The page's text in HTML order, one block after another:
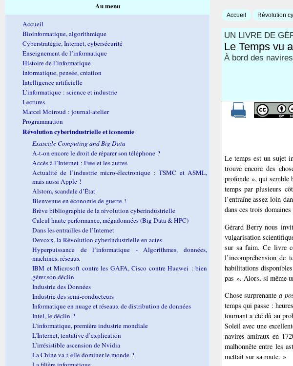
Accueil Révolution
UN LIVRE DE
Le Temps vu
À bord des
Le temps est un sujet
trouve encore des
profonde », qui semble
temps par plusieurs
l’entraîne assez loin
dans ces trois
Gérard Berry nous
vulgarisation
sur sa faim. Ce livre
l’incompréhension
habilitations
pas ». Alors, si même
Chose surprenante a
temps qui passe :
tournant a été dû au
Soleil avec une
navires amiraux en
malhonnête entre les
mettait sur sa route. »
Au menu
Accueil
Bioinformatique, algorithmique
Cyberstratégie, Internet, cybersécurité
Enseignement de l’informatique
Histoire de l’informatique
Informatique, pensée, création
Intelligence artificielle
L’informatique : science et industrie
Lectures
Marcel Moiroud : journal-atelier
Programmation
Révolution cyberindustrielle et iconomie
Exascale Computing and Big Data
A-t-on encore le droit de réparer son téléphone ?
Accès à l’Internet : Free et les autres
Actualité de l’industrie micro-électronique : TSMC et ASML,
mais aussi Apple !
Alstom, scandale d’État
Bienvenue en économie de guerre !
Brève bibliographie de la révolution cyberindustrielle
Calcul haute performance, mégadonnées (Big Data & HPC)
Dans les entrailles de l’Internet
Devoxx, la Révolution cyberindustrielle en actes
Hyperpuissance de l’informatique - Algorithmes, données,
machines, réseaux
IBM et Microsoft contre les GAFA, Cisco contre Huawei : bien
gérer son déclin
Industrie des Données
Industrie des semi-conducteurs
Informatique en nuage et réseaux de distribution de données
Intel, le déclin ?
L’informatique, première industrie mondiale
L’Internet, tentative d’explication
L’irrésistible ascension de Nvidia
La Chine va-t-elle dominer le monde ?